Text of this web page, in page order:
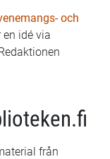
och
idé via
från